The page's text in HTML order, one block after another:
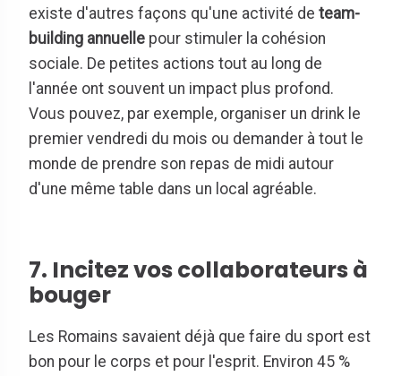
existe d'autres façons qu'une activité de team-
building annuelle pour stimuler la cohésion
sociale. De petites actions tout au long de
l'année ont souvent un impact plus profond.
Vous pouvez, par exemple, organiser un drink le
premier vendredi du mois ou demander à tout le
monde de prendre son repas de midi autour
d'une même table dans un local agréable.
7. Incitez vos collaborateurs à
bouger
Les Romains savaient déjà que faire du sport est
bon pour le corps et pour l'esprit. Environ 45 %